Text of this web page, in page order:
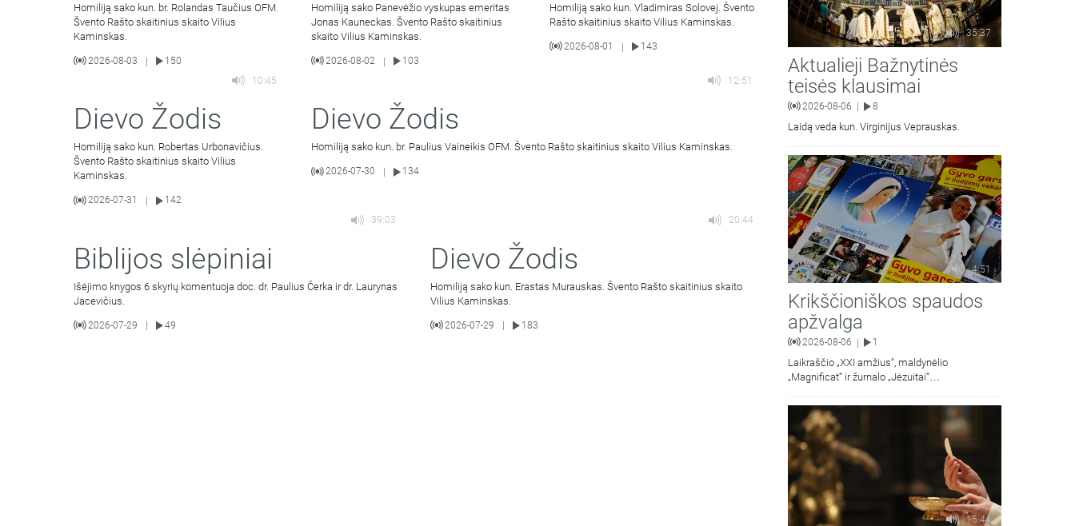
Homiliją sako kun. br. Rolandas Taučius OFM.
Švento Rašto skaitinius skaito Vilius
Kaminskas.
2026-08-03 | 150
Homiliją sako Panevėžio vyskupas emeritas
Jonas Kauneckas. Švento Rašto skaitinius
skaito Vilius Kaminskas.
2026-08-02 | 103
Homiliją sako kun. Vladimiras Solovej. Švento
Rašto skaitinius skaito Vilius Kaminskas.
2026-08-01 | 143
10:45
Dievo Žodis
Homiliją sako kun. Robertas Urbonavičius.
Švento Rašto skaitinius skaito Vilius
Kaminskas.
2026-07-31 142
12:51
Dievo Žodis
Homiliją sako kun. br. Paulius Vaineikis OFM. Švento Rašto skaitinius skaito Vilius Kaminskas.
2026-07-30 134
39:03
Biblijos slėpiniai
Išėjimo knygos 6 skyrių komentuoja doc. dr. Paulius Čerka ir dr. Laurynas
Jacevičius.
2026-07-29 49
20:44
Dievo Žodis
Homiliją sako kun. Erastas Murauskas. Švento Rašto skaitinius skaito
Vilius Kaminskas.
2026-07-29 183
35:37
Aktualieji Bažnytinės
teisės klausimai
2026-08-06 8
Laidą veda kun. Virginijus Veprauskas.
4:51
Krikščioniškos spaudos
apžvalga
2026-08-06 | 1
Laikraščio „XXI amžius“, maldynėlio
„Magnificat“ ir žurnalo „Jėzuitai“
15:44